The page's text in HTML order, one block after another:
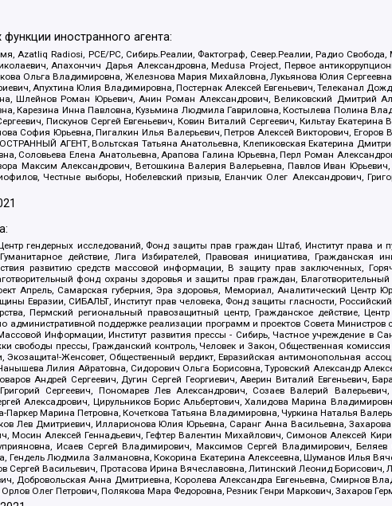
иностранного агента:
Radiosi, PCE/PC, Сибирь.Реалии, Фактограф, Север.Реалии, Радио Свобода,
Апахончич Дарья Александровна, Medusa Project, Первое
Ольга Владимировна, Железнова Мария Михайловна, Лукьянова Юлия
Апухтина Юлия Владимировна, Постернак Алексей Евгеньевич, Телеканал
Шлейнов Роман Юрьевич, Анин Роман Александрович, Великовский Дмитрий
Карезина Инна Павловна, Кузьмина Людмила Гавриловна, Костылева Полина
Пискунов Сергей Евгеньевич, Ковин Виталий Сергеевич, Кильтау Екатерина
София Юрьевна, Пигалкин Илья Валерьевич, Петров Алексей Викторович,
АГЕНТ, Вольтская Татьяна Анатольевна, Клепиковская Екатерина
Соловьева Елена Анатольевна, Арапова Галина Юрьевна, Перл Роман
Максим Александрович, Ветошкина Валерия Валерьевна, Павлов Иван
Честные выборы, Нобелевский призыв, Еланчик Олег Александрович,
гендерных исследований, Фонд защиты прав граждан Штаб, Институт права и
действие, Лига Избирателей, Правовая инициатива, Гражданская
развитию средств массовой информации, В защиту прав заключенных,
фонд охраны здоровья и защиты прав граждан,
Апрель, Самарская губерния, Эра здоровья, Мемориал, Аналитический Центр
Евразии, СИБАЛЬТ, Институт прав человека, Фонд защиты гласности,
Пермский региональный правозащитный центр, Гражданское действие,
поддержке реализации программ и проектов Совета Министров
Информации, Институт развития прессы - Сибирь, Частное учреждение в
свободы прессы, Гражданский контроль, Человек и Закон, Общественная
Женсовет, Общественный вердикт, Евразийская антимонопольная
Лилия Айратовна, Сидорович Ольга Борисовна, Туровский Александр
Андрей Сергеевич, Дугин Сергей Георгиевич, Аверин Виталий Евгеньевич,
Сергеевич, Пономарев Лев Александрович, Созаев Валерий
Алексадрович, Цирульников Борис Альбертович, Халидова Марина
Марина Петровна, Кочеткова Татьяна Владимировна, Чуркина Наталья
Лев Дмитриевич, Илларионова Юлия Юрьевна, Саранг Анна Васильевна,
Алексей Геннадьевич, Гефтер Валентин Михайлович, Симонов Алексей
Исаев Сергей Владимирович, Максимов Сергей Владимирович, Беляев
Гендель Людмила Залмановна, Кокорина Екатерина Алексеевна, Шуманов Илья
Васильевич, Протасова Ирина Вячеславовна, Литинский Леонид Борисович,
Добровольская Анна Дмитриевна, Королева Александра Евгеньевна, Смирнов
Олег Петрович, Полякова Мара Федоровна, Резник Генри Маркович, Захаров